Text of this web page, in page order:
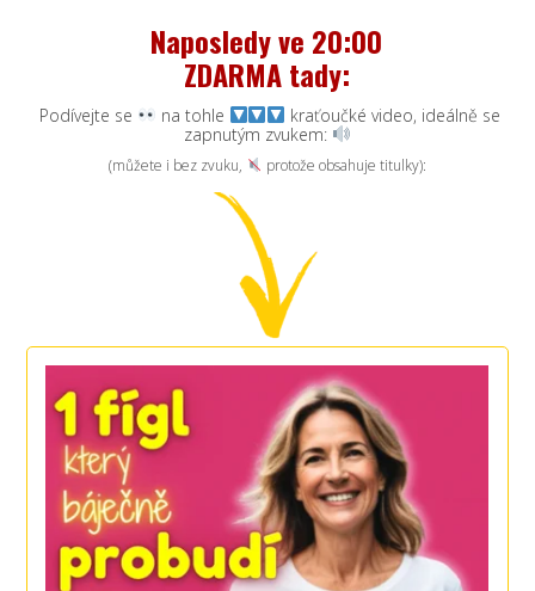
Naposledy ve 20:00
ZDARMA tady:
Podívejte se na tohle
kraťoučké video, ideálně se
zapnutým zvukem:
(můžete i bez zvuku, protože obsahuje titulky):